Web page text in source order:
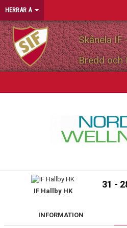
HERRAR A
Skånela IF
Bredd och
PERSONLIGA PARTNERS
IF Hallby HK
31 -
INFORMATION